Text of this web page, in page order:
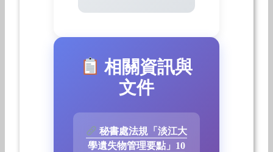
相關資訊與
文件
秘書處法規「淡江大
學遺失物管理要點」10